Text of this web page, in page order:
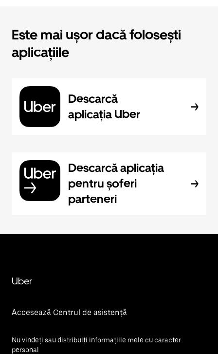
Este mai ușor dacă folosești
aplicațiile
Descarcă
aplicația Uber
Descarcă aplicația
pentru șoferi
parteneri
Uber
Accesează Centrul de asistență
Nu vindeți sau distribuiți informațiile mele cu caracter
personal